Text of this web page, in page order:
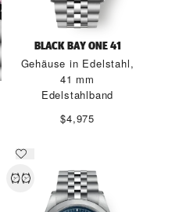
BLACK BAY ONE 41
Gehäuse in Edelstahl,
41 mm
Edelstahlband
$4,975